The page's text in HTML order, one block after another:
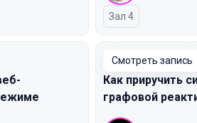
Зал 4
Смотреть запись
Как приручить
графовой